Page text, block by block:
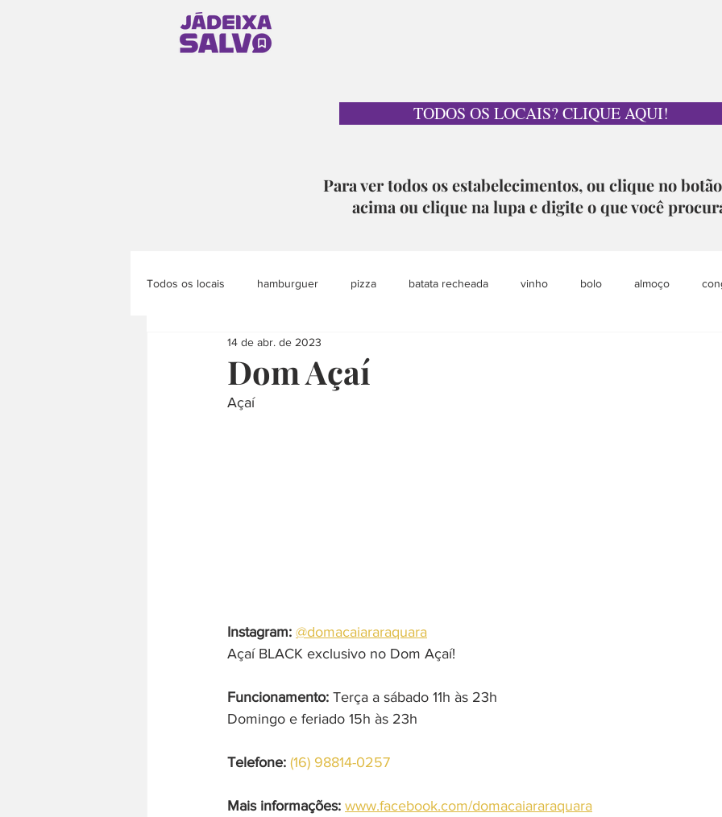
TODOS OS LOCAIS? CLIQUE AQUI!
Para ver todos os estabelecimentos, ou clique no
acima ou clique na lupa e digite o que você
Todos os locais hamburguer pizza batata recheada vinho bolo almoço
doce eventos
culinária internacional
Dom Açaí
14 de abr. de 2023
Açaí
Instagram: @domacaiararaquara
Açaí BLACK exclusivo no Dom Açaí!
Funcionamento: Terça a sábado 11h às 23h
Domingo e feriado 15h às 23h
Telefone: (16) 98814-0257
Mais informações: www.facebook.com/domacaiararaquara